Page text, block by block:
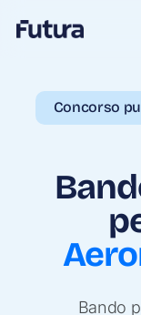
Concorso
Bando